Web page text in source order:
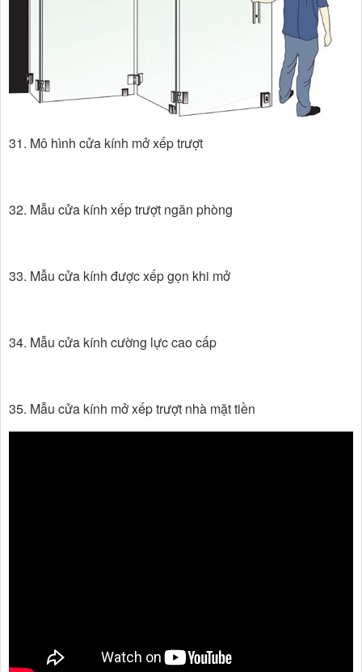
31. Mô hình cửa kính mở xếp trượt
32. Mẫu cửa kính xếp trượt ngăn phòng
33. Mẫu cửa kính được xếp gọn khi mở
34. Mẫu cửa kính cường lực cao cấp
35. Mẫu cửa kính mở xếp trượt nhà mặt tiền